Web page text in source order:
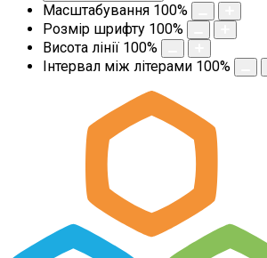
Масштабування 100%
Розмір шрифту 100%
Висота лінії 100%
Інтервал між літерами 100%